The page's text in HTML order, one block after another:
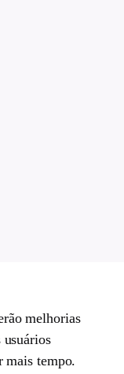
melhorias
usuários
mais tempo.